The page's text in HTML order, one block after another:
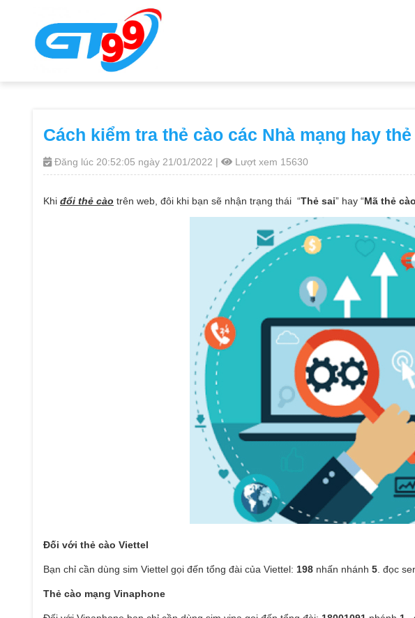
Cách kiểm tra thẻ cào các Nhà mạng hay
Đăng lúc 20:52:05 ngày 21/01/2022 | Lượt xem 15630
Khi đổi thẻ cào trên web, đôi khi bạn sẽ nhận trạng thái “Thẻ sai” hay “Mã thẻ
Đối với thẻ cào Viettel
Bạn chỉ cần dùng sim Viettel gọi đến tổng đài của Viettel: 198 nhấn nhánh 5 . đọc
Thẻ cào mạng Vinaphone